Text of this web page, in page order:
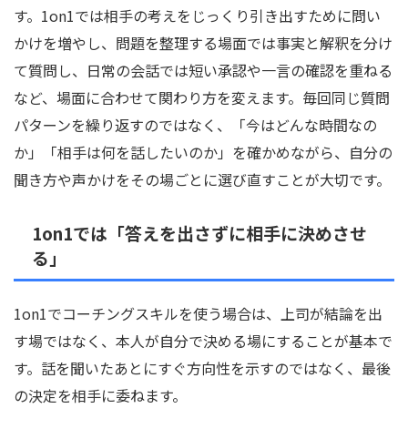
す。1on1では相手の考えをじっくり引き出すために問い
かけを増やし、問題を整理する場面では事実と解釈を分け
て質問し、日常の会話では短い承認や一言の確認を重ねる
など、場面に合わせて関わり方を変えます。毎回同じ質問
パターンを繰り返すのではなく、「今はどんな時間なの
か」「相手は何を話したいのか」を確かめながら、自分の
聞き方や声かけをその場ごとに選び直すことが大切です。
1on1では「答えを出さずに相手に決めさせ
る」
1on1でコーチングスキルを使う場合は、上司が結論を出
す場ではなく、本人が自分で決める場にすることが基本で
す。話を聞いたあとにすぐ方向性を示すのではなく、最後
の決定を相手に委ねます。